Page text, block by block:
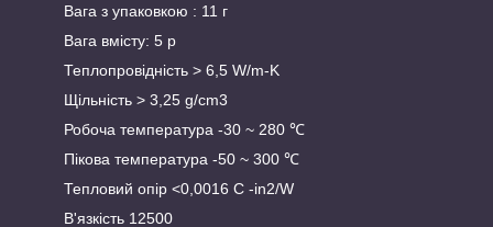
Вага з упаковкою : 11 г
Вага вмісту: 5 р
Теплопровідність > 6,5 W/m-K
Щільність > 3,25 g/cm3
Робоча температура -30 ~ 280 ℃
Пікова температура -50 ~ 300 ℃
Тепловий опір <0,0016 C -in2/W
В'язкість 12500